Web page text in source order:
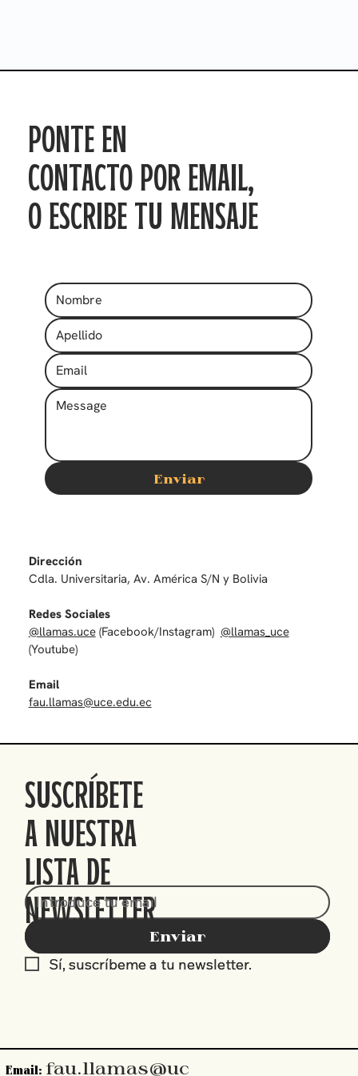
PONTE EN
CONTACTO POR EMAIL,
O ESCRIBE TU MENSAJE
Enviar
Dirección
Cdla. Universitaria, Av. América S/N y Bolivia
Redes Sociales
@llamas.uce(Facebook/Instagram) @llamas_uce
(Youtube)
Email
fau.llamas@uce.edu.ec
SUSCRÍBETE
A NUESTRA
LISTA DE
NEWSLETTER
Enviar
Sí, suscríbeme a tu newsletter.
Enviar
Sí, suscríbeme a tu newsletter.
Email: fau.llamas@uc